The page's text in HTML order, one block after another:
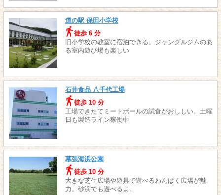
道の駅 保田小学校
徒歩 6 分
旧小学校の教室に宿泊できる。ジャングルジムのあ
る室内遊び場も楽しい
石井食品 八千代工場
徒歩 10 分
工場できたてミートボールの試食がおししい。土曜
日も製造ライン稼働中
幕張海浜公園
徒歩 10 分
大きな芝生広場や遊具で遊べるわんぱく広場が魅
力。砂浜でも遊べるよ。